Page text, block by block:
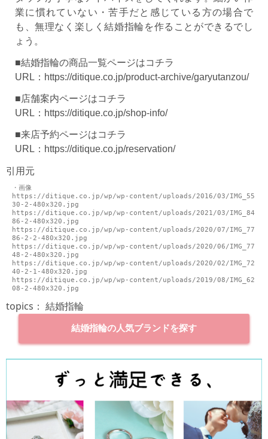
業に慣れていない・苦手だと感じている方の場合で
も、無理なく楽しく結婚指輪を作ることができるでし
ょう。
■結婚指輪の商品一覧ページはコチラ
URL： https://ditique.co.jp/product-archive/garyutanzou/
■店舗案内ページはコチラ
URL： https://ditique.co.jp/shop-info/
■来店予約ページはコチラ
URL： https://ditique.co.jp/reservation/
引用元
・画像
https://ditique.co.jp/wp/wp-content/uploads/2016/03/IMG_55
30-2-480x320.jpg
https://ditique.co.jp/wp/wp-content/uploads/2021/03/IMG_84
86-2-480x320.jpg
https://ditique.co.jp/wp/wp-content/uploads/2020/07/IMG_77
86-2-2-480x320.jpg
https://ditique.co.jp/wp/wp-content/uploads/2020/06/IMG_77
48-2-480x320.jpg
https://ditique.co.jp/wp/wp-content/uploads/2020/02/IMG_72
40-2-1-480x320.jpg
https://ditique.co.jp/wp/wp-content/uploads/2019/08/IMG_62
topics： 結婚指輪
結婚指輪の人気ブランドを探す